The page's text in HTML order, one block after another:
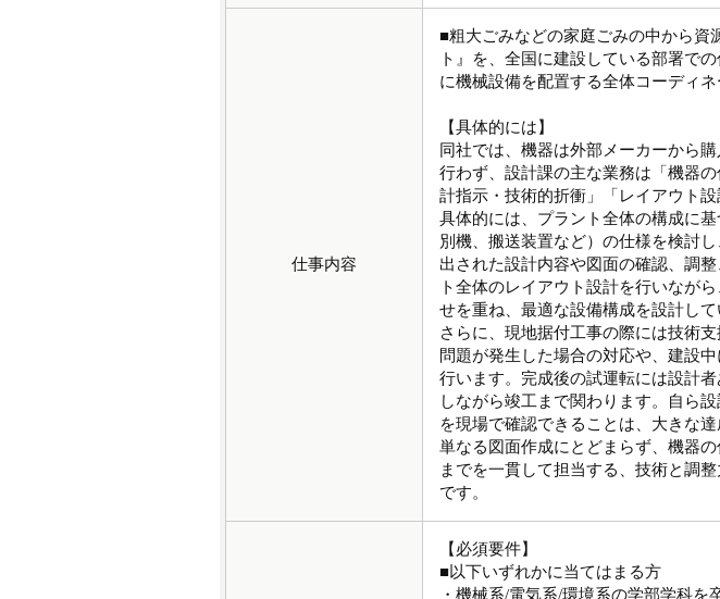
仕事内容
■粗大ごみなどの家庭ごみの中から資
ト』を、全国に建設している部署で
に機械設備を配置する全体コーディネ
【具体的には】
同社では、機器は外部メーカーから
行わず、設計課の主な業務は「機器
計指示・技術的折衝」「レイアウト設
具体的には、プラント全体の構成に
別機、搬送装置など）の仕様を検討
出された設計内容や図面の確認、調
ト全体のレイアウト設計を行いなが
せを重ね、最適な設備構成を設計して
さらに、現地据付工事の際には技術
問題が発生した場合の対応や、建設
行います。完成後の試運転には設計
しながら竣工まで関わります。自ら
を現場で確認できることは、大きな
単なる図面作成にとどまらず、機器
までを一貫して担当する、技術と調
です。
【必須要件】
■以下いずれかに当てはまる方
・機械系/電気系/環境系の学部学科を